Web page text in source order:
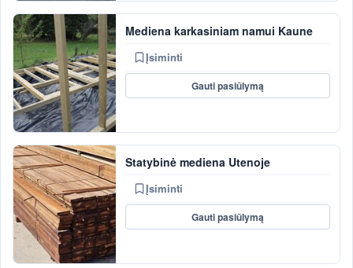
Mediena karkasiniam namui Kaune
Įsiminti
Gauti pasiūlymą
Statybinė mediena Utenoje
Įsiminti
Gauti pasiūlymą